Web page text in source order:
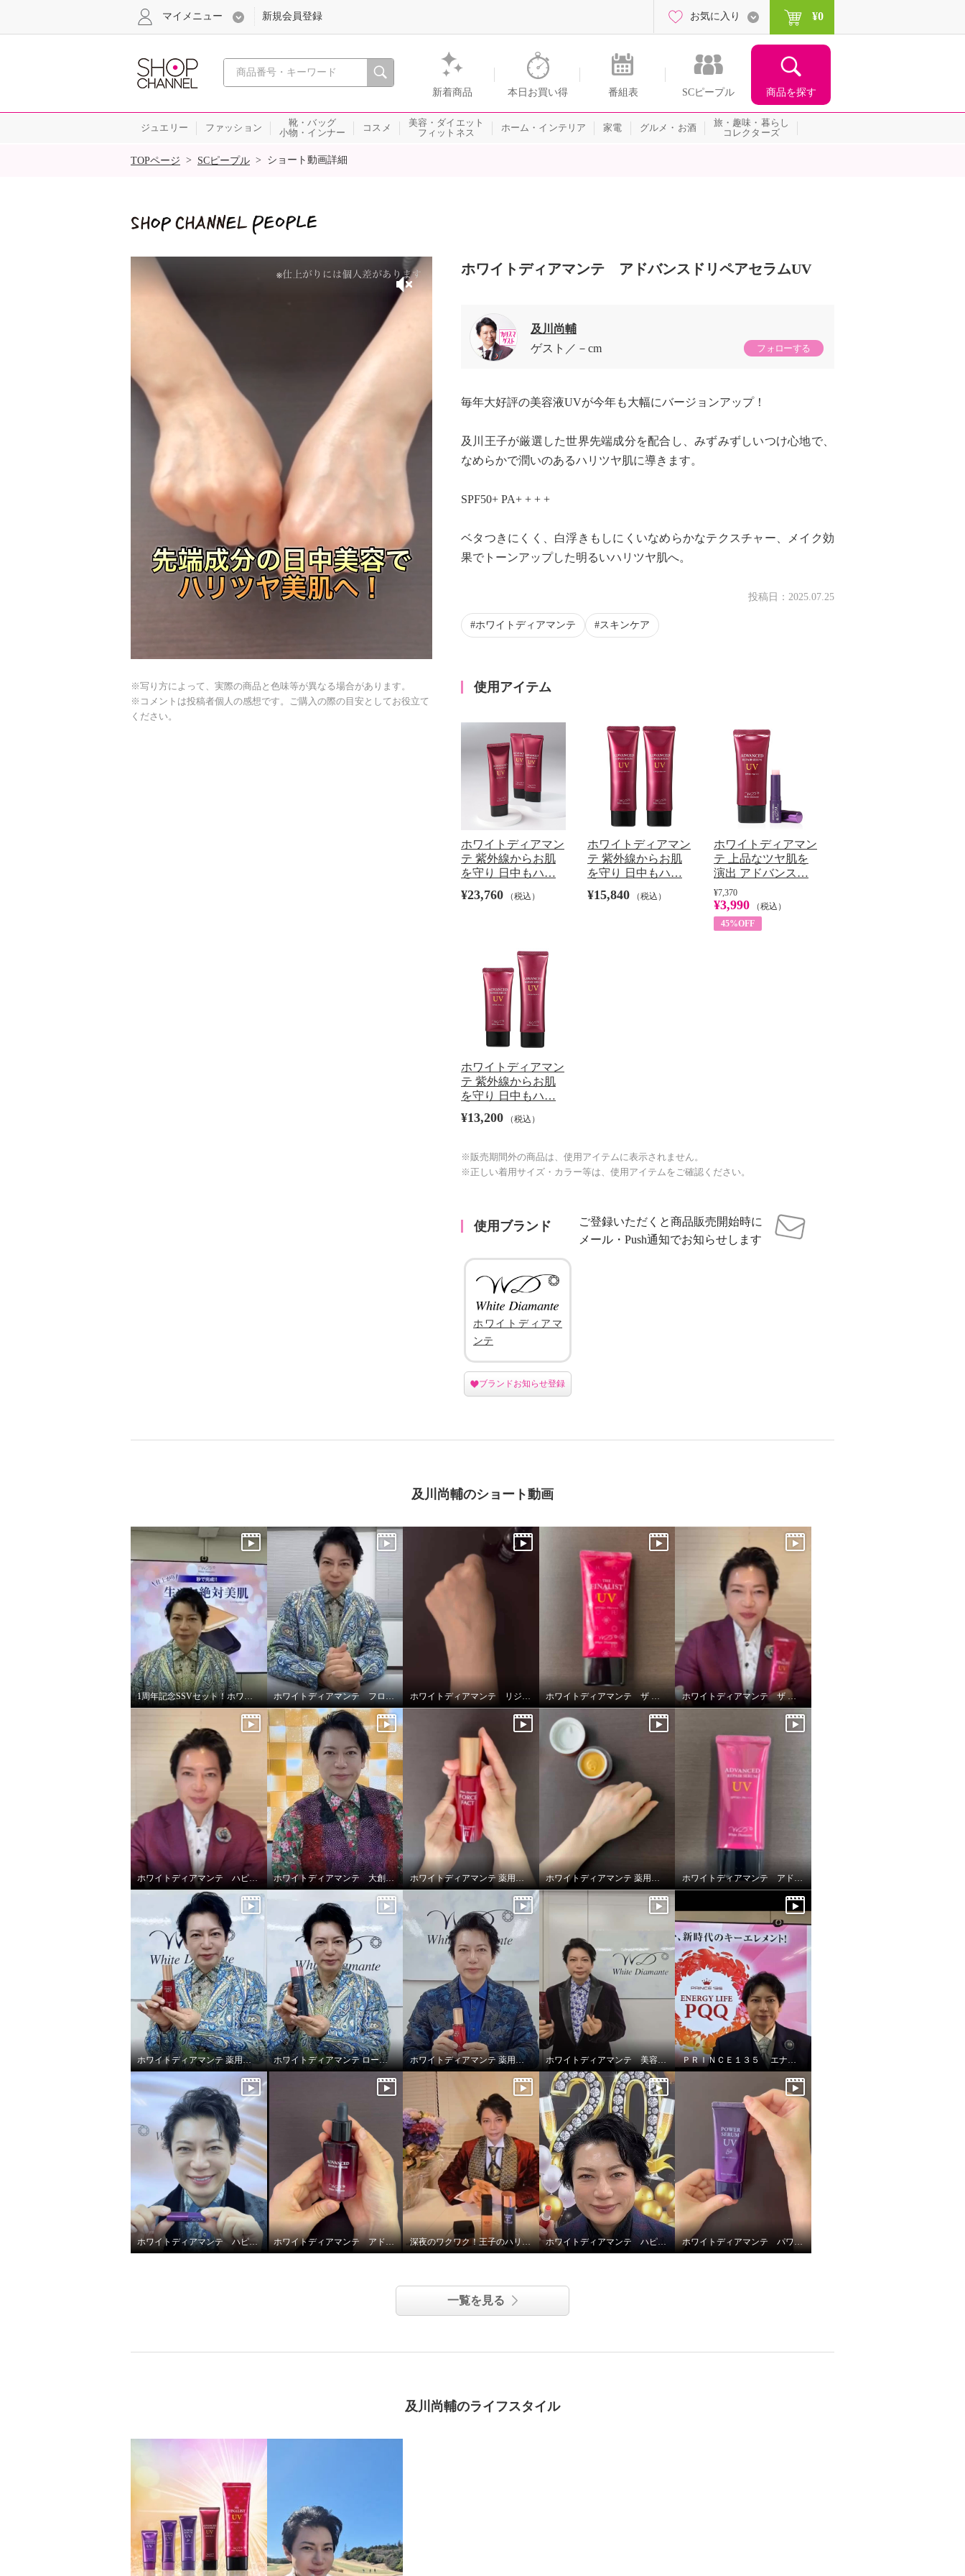
心おどる、瞬間を。通販・テレビショッピングのショップチャンネル
新着商品 本日お買い得 番組表 SCピープル 商品を探す
マイメニュー 新規会員登録 お気に入り ¥0
ジュエリー ファッション
靴・バッグ
小物・インナー
コスメ
美容・ダイエット
フィットネス
ホーム・インテリア 家電 グルメ・お酒
旅・趣味・暮らし
コレクターズ
SALE
TOPページ > SCピープル > ショート動画詳細
ホワイトディアマンテ 紫外線
からお肌を守り 日中もハリツ
ヤ美容ケア アドバンスド リペ
アセラム ＵＶ ４．５本分セ
ット
¥0
ホワイトディアマンテ 紫外線
からお肌を守り 日中もハリツ
ヤ美容ケア アドバンスド リペ
アセラム ＵＶ ３本分セット
¥0
※写り方によって、実際の商品と色味等が異なる場合があります。
※コメントは投稿者個人の感想です。ご購入の際の目安としてお役立て
ください。
ホワイトディアマンテ アドバンスドリペアセラムUV
及川尚輔
ゲスト
－cm フォローする
毎年大好評の美容液UVが今年も大幅にバージョンアップ！
及川王子が厳選した世界先端成分を配合し、みずみずしいつけ心地で、
なめらかで潤いのあるハリツヤ肌に導きます。
SPF50+ PA+ + + +
ベタつきにくく、白浮きもしにくいなめらかなテクスチャー、メイク効
果でトーンアップした明るいハリツヤ肌へ。
投稿日： 2025.07.25
ホワイトディアマンテ スキンケア
使用アイテム
ホワイトディアマン
テ 紫外線からお肌
を守り 日中もハ…
¥23,760 （税込）
ホワイトディアマン
テ 紫外線からお肌
を守り 日中もハ…
¥15,840 （税込）
ホワイトディアマン
テ 上品なツヤ肌を
演出 アドバンス…
¥7,370
¥3,990
（税込）
45%OFF
ホワイトディアマン
テ 紫外線からお肌
を守り 日中もハ…
¥13,200 （税込）
※販売期間外の商品は、使用アイテムに表示されません。
※正しい着用サイズ・カラー等は、使用アイテムをご確認ください。
使用ブランド
ご登録いただくと商品販売開始時に
メール・Push通知でお知らせします
ホワイトディアマ
ンテ
ブランドお知らせ登録
及川尚輔のショート動画
1周年記念SSVセット！ホワイトディアマンテ オールインワンファンデ ホワイトディアマンテ フローズンワールドクリーム ホワイトディアマンテ リジュファインセラム ホワイトディアマンテ ザ ファイナリストUV ホワイトディアマンテ ザ ファイナリストUV
ホワイトディアマンテ ハピエンスリップラグゼUVⅡ ホワイトディアマンテ 大創業祭2025特別セット ホワイトディアマンテ 薬用ホワイト＆ リンクルセラムⅡ “フォースファクトセラムⅡ” ホワイトディアマンテ 薬用ホワイト＆ リンクルクリームⅡ “フォースファクトⅡ” ホワイトディアマンテ アドバンスドリペアセラムUV
ホワイトディアマンテ 薬用ホワイト＆ リンクルセラムⅡ “フォースファクトセラムⅡ” ホワイトディアマンテ ローションディーテ リュクス ホワイトディアマンテ 薬用ホワイト＆ リンクルセラムⅡ “フォースファクトセラムⅡ” ホワイトディアマンテ 美容液UV &UVリップ ＰＲＩＮＣＥ１３５ エナジーライフＰＱＱ
ホワイトディアマンテ ハピエンスリップラグゼ ホワイトディアマンテ アドバンスドリペアセラム 深夜のワクワク！王子のハリツヤ！！ ホワイトディアマンテ パワーセラムＵＶ ＥＸ
一覧を見る
及川尚輔のライフスタイル